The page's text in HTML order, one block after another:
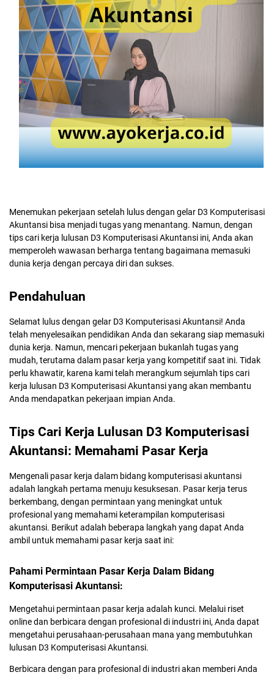
Menemukan pekerjaan setelah lulus dengan gelar D3 Komputerisasi
Akuntansi bisa menjadi tugas yang menantang. Namun, dengan
tips cari kerja lulusan D3 Komputerisasi Akuntansi ini, Anda akan
memperoleh wawasan berharga tentang bagaimana memasuki
dunia kerja dengan percaya diri dan sukses.
Pendahuluan
Selamat lulus dengan gelar D3 Komputerisasi Akuntansi! Anda
telah menyelesaikan pendidikan Anda dan sekarang siap memasuki
dunia kerja. Namun, mencari pekerjaan bukanlah tugas yang
mudah, terutama dalam pasar kerja yang kompetitif saat ini. Tidak
perlu khawatir, karena kami telah merangkum sejumlah tips cari
kerja lulusan D3 Komputerisasi Akuntansi yang akan membantu
Anda mendapatkan pekerjaan impian Anda.
Tips Cari Kerja Lulusan D3 Komputerisasi
Akuntansi: Memahami Pasar Kerja
Mengenali pasar kerja dalam bidang komputerisasi akuntansi
adalah langkah pertama menuju kesuksesan. Pasar kerja terus
berkembang, dengan permintaan yang meningkat untuk
profesional yang memahami keterampilan komputerisasi
akuntansi. Berikut adalah beberapa langkah yang dapat Anda
ambil untuk memahami pasar kerja saat ini:
Pahami Permintaan Pasar Kerja Dalam Bidang
Komputerisasi Akuntansi:
Mengetahui permintaan pasar kerja adalah kunci. Melalui riset
online dan berbicara dengan profesional di industri ini, Anda dapat
mengetahui perusahaan-perusahaan mana yang membutuhkan
lulusan D3 Komputerisasi Akuntansi.
Berbicara dengan para profesional di industri akan memberi Anda